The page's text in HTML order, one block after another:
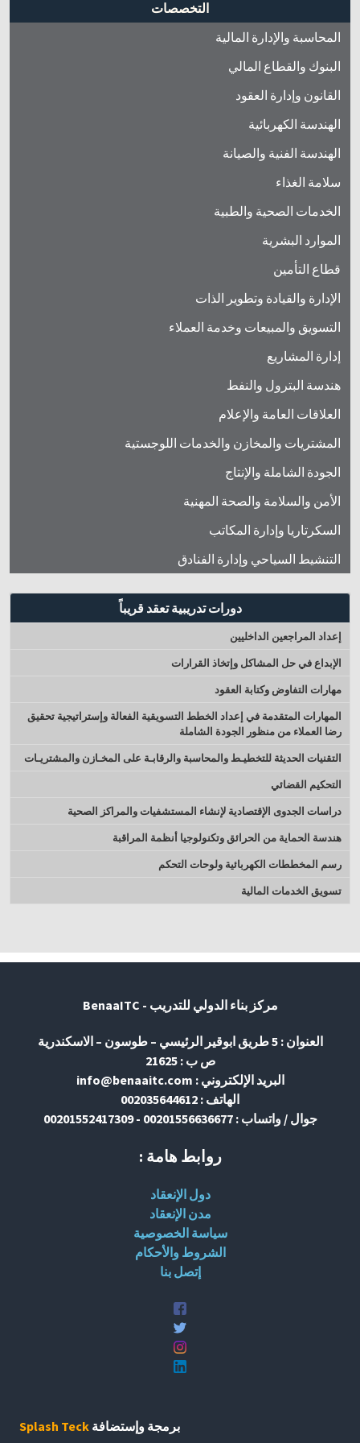
التخصصات
المحاسبة والإدارة المالية
البنوك والقطاع المالي
القانون وإدارة العقود
الهندسة الكهربائية
الهندسة الفنية والصيانة
سلامة الغذاء
الخدمات الصحية والطبية
الموارد البشرية
قطاع التأمين
الإدارة والقيادة وتطوير الذات
التسويق والمبيعات وخدمة العملاء
إدارة المشاريع
هندسة البترول والنفط
العلاقات العامة والإعلام
المشتريات والمخازن والخدمات اللوجستية
الجودة الشاملة والإنتاج
الأمن والسلامة والصحة المهنية
السكرتاريا وإدارة المكاتب
التنشيط السياحي وإدارة الفنادق
دورات تدريبية تعقد قريباً
إعداد المراجعين الداخليين
الإبداع في حل المشاكل وإتخاذ القرارات
مهارات التفاوض وكتابة العقود
المهارات المتقدمة في إعداد الخطط التسويقية الفعالة وإستراتيجية تحقيق
رضا العملاء من منظور الجودة الشاملة
التقنيات الحديثة للتخطيـط والمحاسبة والرقابـة على المخـازن والمشتريـات
التحكيم القضائي
دراسات الجدوى الإقتصادية لإنشاء المستشفيات والمراكز الصحية
هندسة الحماية من الحرائق وتكنولوجيا أنظمة المراقبة
رسم المخططات الكهربائية ولوحات التحكم
تسويق الخدمات المالية
مركز بناء الدولي للتدريب - BenaaITC
العنوان : 5 طريق ابوقير الرئيسي – طوسون – الاسكندرية
ص ب : 21625
البريد الإلكتروني : info@benaaitc.com
الهاتف : 002035644612
جوال / واتساب : 00201556636677 - 00201552417309
روابط هامة :
دول الإنعقاد
مدن الإنعقاد
سياسة الخصوصية
الشروط والأحكام
إتصل بنا
برمجة وإستضافة Splash Teck